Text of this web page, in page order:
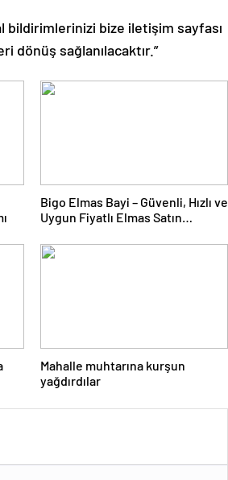
bildirimlerinizi bize iletişim sayfası
dönüş sağlanılacaktır.”
Bigo Elmas Bayi – Güvenli, Hızlı ve
Uygun Fiyatlı Elmas Satın
Mahalle muhtarına kurşun
yağdırdılar